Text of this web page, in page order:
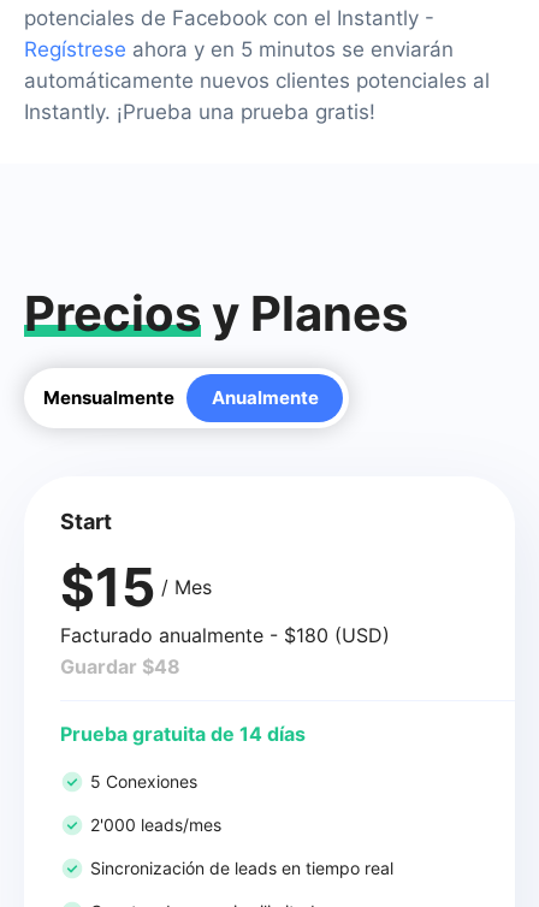
potenciales de Facebook con el Instantly -
Regístrese ahora y en 5 minutos se enviarán
automáticamente nuevos clientes potenciales al
Instantly. ¡Prueba una prueba gratis!
Preciosy Planes
Mensualmente Anualmente
Start
$15 / Mes
Facturado anualmente - $180 (USD)
Guardar $48
Prueba gratuita de 14 días
5 Conexiones
2'000 leads/mes
Sincronización de leads en tiempo real